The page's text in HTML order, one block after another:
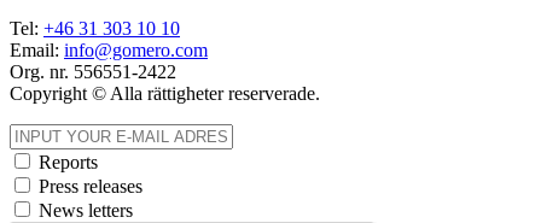
Tel: +46 31 303 10 10
Email: info@gomero.com
Org. nr. 556551-2422
Copyright © Alla rättigheter reserverade.
Reports
Press releases
News letters